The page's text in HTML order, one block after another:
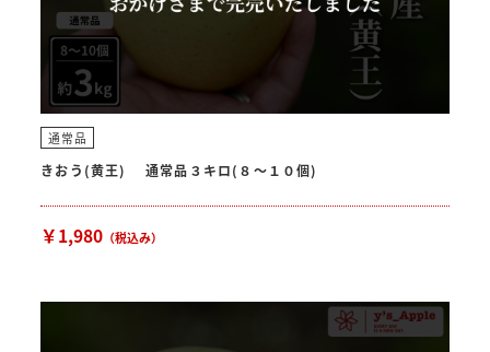
通常品
きおう(黄王) 通常品３キロ(８〜１０個)
￥1,980 （税込み）